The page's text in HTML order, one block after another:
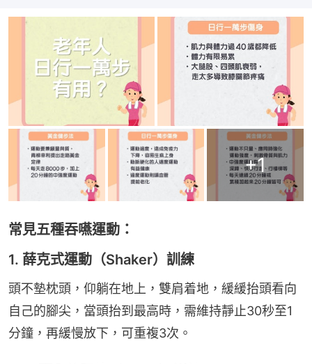
+1
常見五種吞嚥運動：
1. 薛克式運動（Shaker）訓練
頭不墊枕頭，仰躺在地上，雙肩着地，緩緩抬頭看向
自己的腳尖，當頭抬到最高時，需維持靜止30秒至1
分鐘，再緩慢放下，可重複3次。